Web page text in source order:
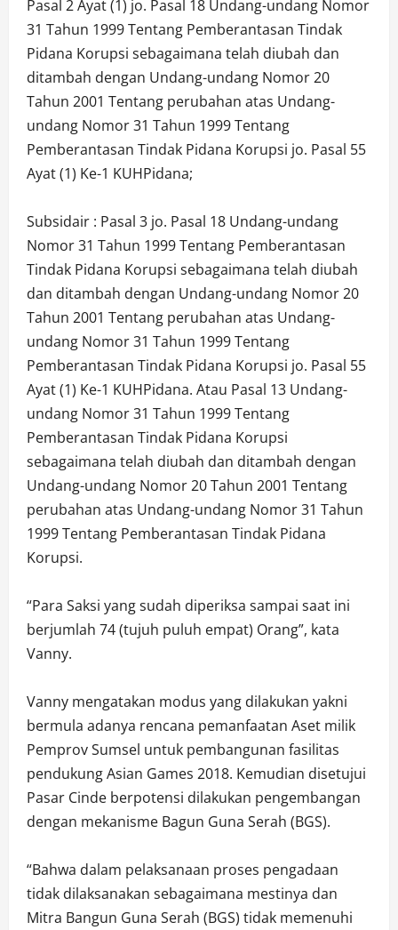
Pasal 2 Ayat (1) jo. Pasal 18 Undang-undang Nomor
31 Tahun 1999 Tentang Pemberantasan Tindak
Pidana Korupsi sebagaimana telah diubah dan
ditambah dengan Undang-undang Nomor 20
Tahun 2001 Tentang perubahan atas Undang-
undang Nomor 31 Tahun 1999 Tentang
Pemberantasan Tindak Pidana Korupsi jo. Pasal 55
Ayat (1) Ke-1 KUHPidana;
Subsidair : Pasal 3 jo. Pasal 18 Undang-undang
Nomor 31 Tahun 1999 Tentang Pemberantasan
Tindak Pidana Korupsi sebagaimana telah diubah
dan ditambah dengan Undang-undang Nomor 20
Tahun 2001 Tentang perubahan atas Undang-
undang Nomor 31 Tahun 1999 Tentang
Pemberantasan Tindak Pidana Korupsi jo. Pasal 55
Ayat (1) Ke-1 KUHPidana. Atau Pasal 13 Undang-
undang Nomor 31 Tahun 1999 Tentang
Pemberantasan Tindak Pidana Korupsi
sebagaimana telah diubah dan ditambah dengan
Undang-undang Nomor 20 Tahun 2001 Tentang
perubahan atas Undang-undang Nomor 31 Tahun
1999 Tentang Pemberantasan Tindak Pidana
Korupsi.
“Para Saksi yang sudah diperiksa sampai saat ini
berjumlah 74 (tujuh puluh empat) Orang”, kata
Vanny.
Vanny mengatakan modus yang dilakukan yakni
bermula adanya rencana pemanfaatan Aset milik
Pemprov Sumsel untuk pembangunan fasilitas
pendukung Asian Games 2018. Kemudian disetujui
Pasar Cinde berpotensi dilakukan pengembangan
dengan mekanisme Bagun Guna Serah (BGS).
“Bahwa dalam pelaksanaan proses pengadaan
tidak dilaksanakan sebagaimana mestinya dan
Mitra Bangun Guna Serah (BGS) tidak memenuhi